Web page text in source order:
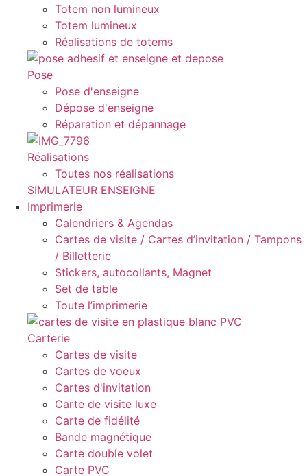
Totem non lumineux
Totem lumineux
Réalisations de totems
Pose
Pose d'enseigne
Dépose d'enseigne
Réparation et dépannage
Réalisations
Toutes nos réalisations
SIMULATEUR ENSEIGNE
Imprimerie
Calendriers & Agendas
Cartes de visite / Cartes d’invitation / Tampons
/ Billetterie
Stickers, autocollants, Magnet
Set de table
Toute l’imprimerie
Carterie
Cartes de visite
Cartes de voeux
Cartes d'invitation
Carte de visite luxe
Carte de fidélité
Bande magnétique
Carte double volet
Carte PVC